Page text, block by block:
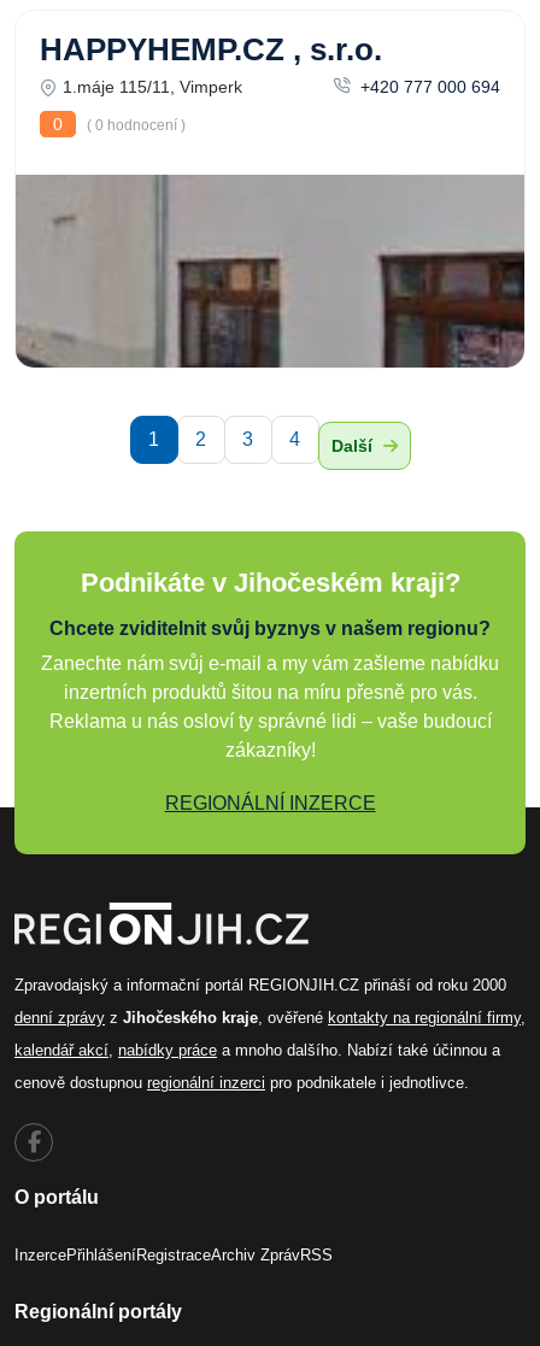
HAPPYHEMP.CZ , s.r.o.
1.máje 115/11, Vimperk
+420 777 000 694
0
( 0 hodnocení )
1 2 3 4 Další
Podnikáte v Jihočeském kraji?
Chcete zviditelnit svůj byznys v našem regionu?
Zanechte nám svůj e-mail a my vám zašleme nabídku
inzertních produktů šitou na míru přesně pro vás.
Reklama u nás osloví ty správné lidi – vaše budoucí
zákazníky!
REGIONÁLNÍ INZERCE
Zpravodajský a informační portál REGIONJIH.CZ přináší od roku 2000
denní zprávy z Jihočeského kraje, ověřené kontakty na regionální firmy,
kalendář akcí, nabídky práce a mnoho dalšího. Nabízí také účinnou a
cenově dostupnou regionální inzerci pro podnikatele i jednotlivce.
O portálu
InzercePřihlášeníRegistraceArchiv ZprávRSS
Regionální portály